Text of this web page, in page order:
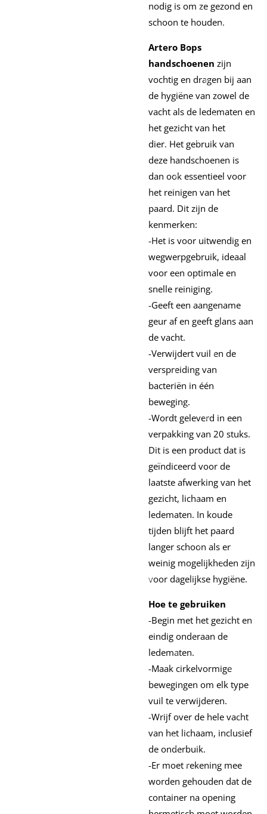
nodig is om ze gezond en
schoon te houden.
Artero Bops
handschoenen zijn
vochtig en dragen bij aan
de hygiëne van zowel de
vacht als de ledematen en
het gezicht van het
dier. Het gebruik van
deze handschoenen is
dan ook essentieel voor
het reinigen van het
paard. Dit zijn de
kenmerken:
-Het is voor uitwendig en
wegwerpgebruik, ideaal
voor een optimale en
snelle reiniging.
-Geeft een aangename
geur af en geeft glans aan
de vacht.
-Verwijdert vuil en de
verspreiding van
bacteriën in één
beweging.
-Wordt geleverd in een
verpakking van 20 stuks.
Dit is een product dat is
geïndiceerd voor de
laatste afwerking van het
gezicht, lichaam en
ledematen. In koude
tijden blijft het paard
langer schoon als er
weinig mogelijkheden zijn
voor dagelijkse hygiëne.
Hoe te gebruiken
-Begin met het gezicht en
eindig onderaan de
ledematen.
-Maak cirkelvormige
bewegingen om elk type
vuil te verwijderen.
-Wrijf over de hele vacht
van het lichaam, inclusief
de onderbuik.
-Er moet rekening mee
worden gehouden dat de
container na opening